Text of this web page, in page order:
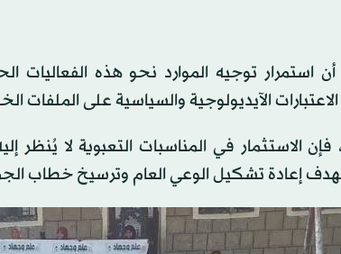
استمرار توجيه الموارد نحو هذه
الآيديولوجية والسياسية على الملفات
الاستثمار في المناسبات التعبوية لا
إعادة تشكيل الوعي العام وترسيخ خطاب